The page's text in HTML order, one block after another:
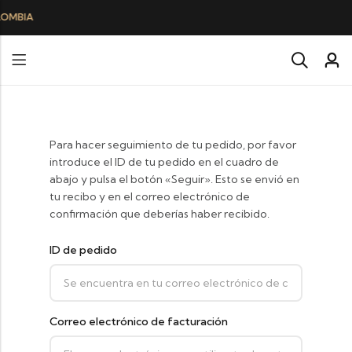
Para hacer seguimiento de tu pedido, por favor
introduce el ID de tu pedido en el cuadro de
abajo y pulsa el botón «Seguir». Esto se envió en
tu recibo y en el correo electrónico de
confirmación que deberías haber recibido.
ID de pedido
Correo electrónico de facturación